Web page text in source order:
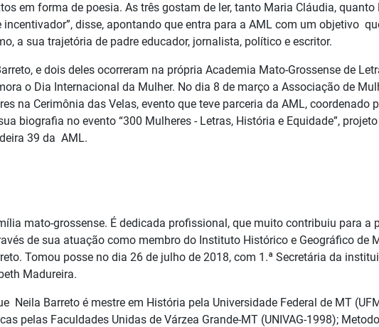
em forma de poesia. As três gostam de ler, tanto Maria Cláudia,
disse, apontando que entra para a AML com um objetivo
a sua trajetória de padre educador, jornalista, político e escritor.
e dois deles ocorreram na própria Academia Mato-Grossense de
o Dia Internacional da Mulher. No dia 8 de março a Associação de
na Cerimônia das Velas, evento que teve parceria da AML,
biografia no evento “300 Mulheres - Letras, História e Equidade”,
39 da AML.
mato-grossense. É dedicada profissional, que muito contribuiu para
de sua atuação como membro do Instituto Histórico e Geográfico de
Tomou posse no dia 26 de julho de 2018, com 1.ª Secretária da
Madureira.
Neila Barreto é mestre em História pela Universidade Federal de MT
pelas Faculdades Unidas de Várzea Grande-MT (UNIVAG-1998);